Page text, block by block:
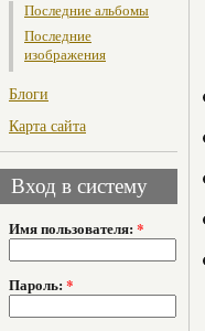
Последние альбомы
Последние
изображения
Блоги
Карта сайта
Вход в систему
Имя пользователя: *
Пароль: *